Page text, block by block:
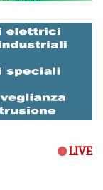
LIVE